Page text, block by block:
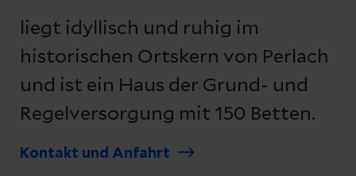
liegt idyllisch und ruhig im
historischen Ortskern von Perlach
und ist ein Haus der Grund- und
Regelversorgung mit 150 Betten.
Kontakt und Anfahrt